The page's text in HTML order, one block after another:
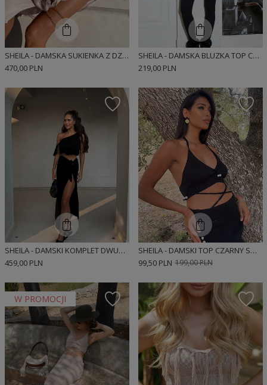
SHEILA - DAMSKA SUKIENKA Z DZIANINY Z EFEKTOWNYM ZDOBIENIEM BEŻOWA 'JOSEFA'
470,00 PLN
SHEILA - DAMSKA BLUZKA TOP CZARNY DOPASOWANY Z DŁUGIM RĘKAWEM PRĄŻKOWANY SPORTOWY 'NEGRO'
219,00 PLN
SHEILA - DAMSKI KOMPLET DWUCZĘŚCIOWY CZARNY GRECKI STYL MAXI 'GAYA BLACK'
459,00 PLN
SHEILA - DAMSKI TOP CZARNY SWETERKOWY KRÓTKI BOHO 'PALERMO'
199,00 PLN
99,50 PLN
W PROMOCJI